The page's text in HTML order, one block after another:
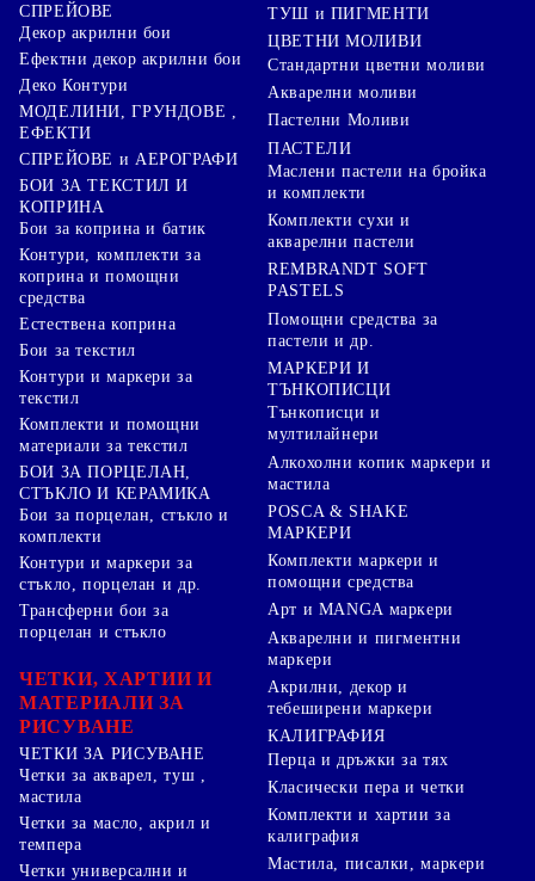
СПРЕЙОВЕ
Декор акрилни бои
Ефектни декор акрилни бои
Деко Контури
МОДЕЛИНИ, ГРУНДОВЕ ,
ЕФЕКТИ
СПРЕЙОВЕ и АЕРОГРАФИ
БОИ ЗА ТЕКСТИЛ И
КОПРИНА
Бои за коприна и батик
Контури, комплекти за
коприна и помощни
средства
Естествена коприна
Бои за текстил
Контури и маркери за
текстил
Комплекти и помощни
материали за текстил
БОИ ЗА ПОРЦЕЛАН,
СТЪКЛО И КЕРАМИКА
Бои за порцелан, стъкло и
комплекти
Контури и маркери за
стъкло, порцелан и др.
Трансферни бои за
порцелан и стъкло
ЧЕТКИ, ХАРТИИ И
МАТЕРИАЛИ ЗА
РИСУВАНЕ
ЧЕТКИ ЗА РИСУВАНЕ
Четки за акварел, туш ,
мастила
Четки за масло, акрил и
темпера
Четки универсални и
ТУШ и ПИГМЕНТИ
ЦВЕТНИ МОЛИВИ
Стандартни цветни моливи
Акварелни моливи
Пастелни Моливи
ПАСТЕЛИ
Маслени пастели на бройка
и комплекти
Комплекти сухи и
акварелни пастели
REMBRANDT SOFT
PASTELS
Помощни средства за
пастели и др.
МАРКЕРИ И
ТЪНКОПИСЦИ
Тънкописци и
мултилайнери
Алкохолни копик маркери и
мастила
POSCA & SHAKE
МАРКЕРИ
Комплекти маркери и
помощни средства
Арт и MANGA маркери
Акварелни и пигментни
маркери
Акрилни, декор и
тебеширени маркери
КАЛИГРАФИЯ
Перца и дръжки за тях
Класически пера и четки
Комплекти и хартии за
калиграфия
Мастила, писалки, маркери